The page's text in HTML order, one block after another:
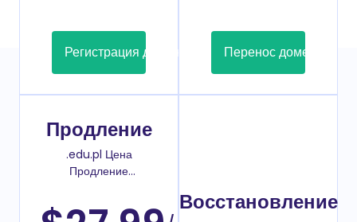
Регистрация домена Перенос домена
Продление
.edu.pl Цена
Продление
Восстановление